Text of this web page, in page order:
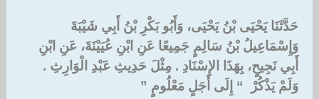
حَدَّثَنَا يَحْيَى بْنُ يَحْيَى، وَأَبُو بَكْرِ بْنُ أَبِي شَيْبَةَ
وَإِسْمَاعِيلُ بْنُ سَالِمٍ جَمِيعًا عَنِ ابْنِ عُيَيْنَةَ، عَنِ ابْنِ
أَبِي نَجِيحٍ، بِهَذَا الإِسْنَادِ ‏.‏ مِثْلَ حَدِيثِ عَبْدِ الْوَارِثِ ‏.‏
وَلَمْ يَذْكُرْ ‏ “‏ إِلَى أَجَلٍ مَعْلُومٍ ‏”‏ ‏